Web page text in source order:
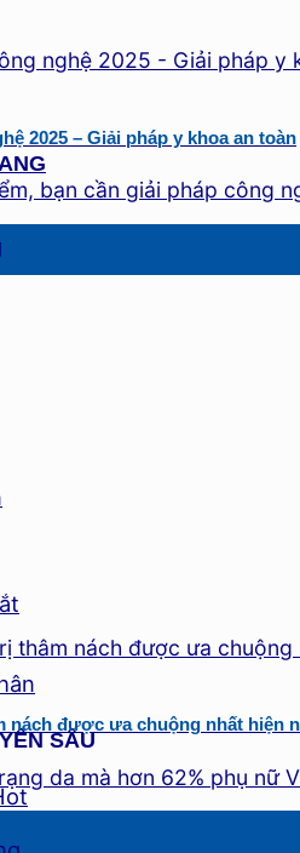
SÂU
2025 – Giải pháp y khoa an toàn
bạn cần giải pháp công
nách được ưa chuộng nhất hiện
da mà hơn 62% phụ nữ